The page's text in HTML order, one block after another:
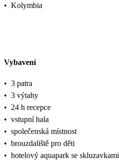
• Kolymbia
Vybavení
• 3 patra
• 3 výtahy
• 24 h recepce
• vstupní hala
• společenská místnost
• brouzdaliště pro děti
• hotelový aquapark se skluzavkami